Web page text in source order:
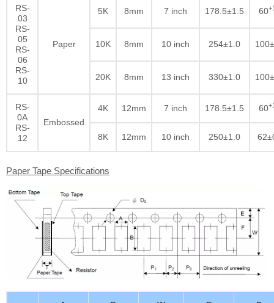
RS-
03
RS-
05
RS-
06
RS-
10
Paper
5K 8mm 7 inch 178.5±1.5 60
10K 8mm 10 inch 254±1.0
20K 8mm 13 inch 330±1.0
RS-
0A
RS-
12
Embossed
4K 12mm 7 inch 178.5±1.5 60
8K 12mm 10 inch 250±1.0
Paper Tape Specifications